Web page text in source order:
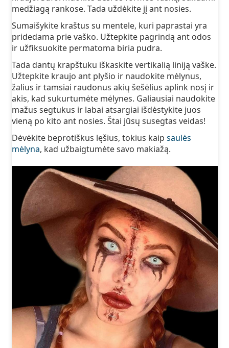
medžiagą rankose. Tada uždėkite jį ant nosies.
Sumaišykite kraštus su mentele, kuri paprastai yra
pridedama prie vaško. Užtepkite pagrindą ant odos
ir užfiksuokite permatoma biria pudra.
Tada dantų krapštuku iškaskite vertikalią liniją vaške.
Užtepkite kraujo ant plyšio ir naudokite mėlynus,
žalius ir tamsiai raudonus akių šešėlius aplink nosį ir
akis, kad sukurtumėte mėlynes. Galiausiai naudokite
mažus segtukus ir labai atsargiai išdėstykite juos
vieną po kito ant nosies. Štai jūsų susegtas veidas!
Dėvėkite beprotiškus lęšius, tokius kaip saulės
mėlyna, kad užbaigtumėte savo makiažą.